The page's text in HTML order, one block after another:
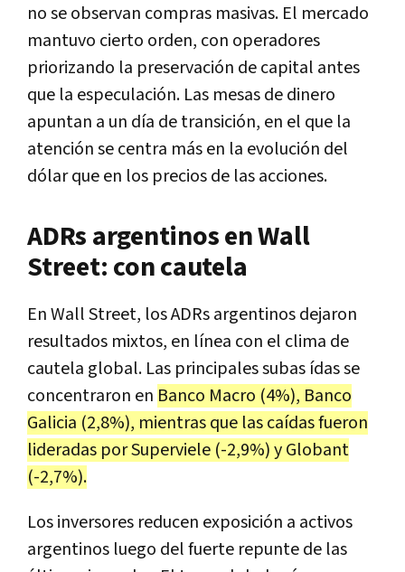
no se observan compras masivas. El mercado
mantuvo cierto orden, con operadores
priorizando la preservación de capital antes
que la especulación. Las mesas de dinero
apuntan a un día de transición, en el que la
atención se centra más en la evolución del
dólar que en los precios de las acciones.
ADRs argentinos en Wall
Street: con cautela
En Wall Street, los ADRs argentinos dejaron
resultados mixtos, en línea con el clima de
cautela global. Las principales subas ídas se
concentraron en Banco Macro (4%), Banco
Galicia (2,8%), mientras que las caídas fueron
lideradas por Superviele (-2,9%) y Globant
(-2,7%).
Los inversores reducen exposición a activos
argentinos luego del fuerte repunte de las